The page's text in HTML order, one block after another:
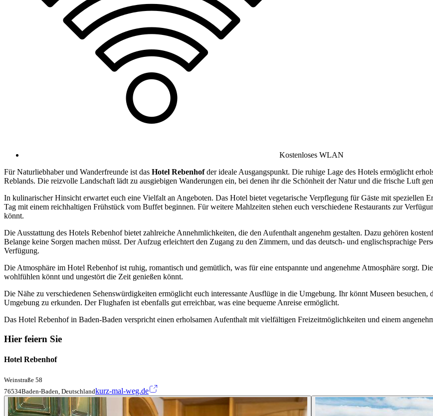
Kostenloses WLAN
Für Naturliebhaber und Wanderfreunde ist das Hotel Rebenhofder ideale Ausgangspunkt. Die ruhige Lage des Hotels ermöglicht
Reblands. Die reizvolle Landschaft lädt zu ausgiebigen Wanderungen ein, bei denen ihr die Schönheit der Natur und die frische Luft
In kulinarischer Hinsicht erwartet euch eine Vielfalt an Angeboten. Das Hotel bietet vegetarische Verpflegung für Gäste mit speziellen
Tag mit einem reichhaltigen Frühstück vom Buffet beginnen. Für weitere Mahlzeiten stehen euch verschiedene Restaurants zur
könnt.
Die Ausstattung des Hotels Rebenhof bietet zahlreiche Annehmlichkeiten, die den Aufenthalt angenehm gestalten. Dazu gehören
Belange keine Sorgen machen müsst. Der Aufzug erleichtert den Zugang zu den Zimmern, und das deutsch- und englischsprachige
Verfügung.
Die Atmosphäre im Hotel Rebenhof ist ruhig, romantisch und gemütlich, was für eine entspannte und angenehme Atmosphäre sorgt.
wohlfühlen könnt und ungestört die Zeit genießen könnt.
Die Nähe zu verschiedenen Sehenswürdigkeiten ermöglicht euch interessante Ausflüge in die Umgebung. Ihr könnt Museen
Umgebung zu erkunden. Der Flughafen ist ebenfalls gut erreichbar, was eine bequeme Anreise ermöglicht.
Das Hotel Rebenhof in Baden-Baden verspricht einen erholsamen Aufenthalt mit vielfältigen Freizeitmöglichkeiten und einem
Hier feiern Sie
Hotel Rebenhof
Weinstraße 58
76534Baden-Baden, Deutschlandkurz-mal-weg.de